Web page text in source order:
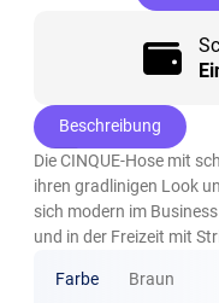
Beschreibung
Die CINQUE-Hose mit
ihren gradlinigen Look
sich modern im
und in der Freizeit mit
Farbe Braun